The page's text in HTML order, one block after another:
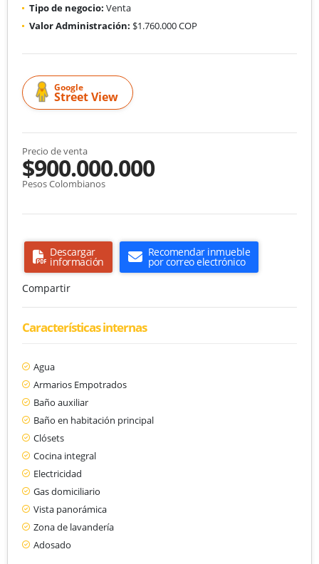
Tipo de negocio: Venta
Valor Administración: $1.760.000 COP
Google
Street View
Precio de venta
$900.000.000
Pesos Colombianos
Descargar
información
Recomendar inmueble
por correo electrónico
Compartir
Características internas
Agua
Armarios Empotrados
Baño auxiliar
Baño en habitación principal
Clósets
Cocina integral
Electricidad
Gas domiciliario
Vista panorámica
Zona de lavandería
Adosado